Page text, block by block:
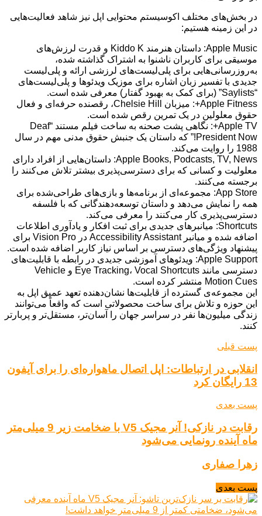
در بخش‌های مختلف اکوسیستم محتوایی اپل نیز شاهد فعالیت‌هایی
در این زمینه هستیم:
Apple Music: داستان هنرمند Kiddo K و قدرت لرزش‌های
موسیقی برای کاربران ناشنوا به اشتراک گذاشته شده،
به‌روزرسانی‌هایی برای پلی‌لیست‌های لرزشی ارائه و پلی‌لیست
جدیدی با تفسیر زبان اشاره برای موزیک ویدئوها و پلی‌لیست‌های
“Saylists” (برای کمک به بهبود گفتار) معرفی شده است.
Apple Fitness+: میزبان Chelsie Hill، رقصنده حرفه‌ای و فعال
حقوق معلولین در یک تمرین رقص شده است.
Apple TV+: نگاهی پشت صحنه به ساخت فیلم مستند “Deaf
President Now!” که داستان یک جنبش حقوق مدنی مهم در سال
1988 را روایت می‌کند.
Apple Books, Podcasts, TV, News: داستان‌هایی از افراد دارای
معلولیت و کسانی که برای دسترسی‌پذیری بیشتر تلاش می‌کنند را
برجسته می‌کنند.
App Store: مجموعه‌ای از برنامه‌ها و بازی‌های طراحی‌شده برای
همه را نمایش می‌دهد و داستان توسعه‌دهندگانی که با فلسفه
دسترسی‌پذیری کار می‌کنند را معرفی می‌کند.
Shortcuts: میانبرهای جدیدی برای ثبت افکار و یادآوری اطلاعات
اضافه شده و میانبر Accessibility Assistant در Vision Pro برای
پیشنهاد ویژگی‌های دسترسی بر اساس نیاز کاربر اضافه شده است.
Apple Support: ویدئوهای آموزشی جدیدی در رابطه با قابلیت‌های
دسترسی مانند Eye Tracking، Vocal Shortcuts و Vehicle
Motion Cues منتشر کرده است.
این مجموعه‌ی گسترده از قابلیت‌ها نشان‌دهنده تعهد عمیق اپل به
این حوزه و تلاش برای ساخت محصولاتی است که واقعاً می‌توانند
زندگی میلیون‌ها نفر در سراسر جهان را آسان‌تر، مستقل‌تر و پربارتر
کنند.
پست قبلی
انقلابی در ارتباطات: اپل اتصال ماهواره‌ای را برای آیفون
13 رایگان کرد
پست بعدی
رقابت در نازکی! آنر مجیک V5 با ضخامت زیر 9 میلی‌متر
ماه آینده رونمایی می‌شود
زهرا صفاری
پست بعدی